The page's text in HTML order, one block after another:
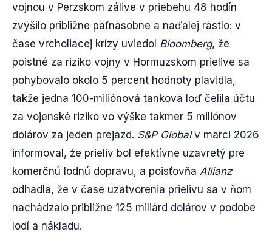
vojnou v Perzskom zálive v priebehu 48 hodín
zvýšilo približne päťnásobne a naďalej rástlo: v
čase vrcholiacej krízy uviedol Bloomberg, že
poistné za riziko vojny v Hormuzskom prielive sa
pohybovalo okolo 5 percent hodnoty plavidla,
takže jedna 100-miliónová tanková loď čelila účtu
za vojenské riziko vo výške takmer 5 miliónov
dolárov za jeden prejazd. S&P Globalv marci 2026
informoval, že prieliv bol efektívne uzavretý pre
komerčnú lodnú dopravu, a poisťovňa Allianz
odhadla, že v čase uzatvorenia prielivu sa v ňom
nachádzalo približne 125 miliárd dolárov v podobe
lodí a nákladu.